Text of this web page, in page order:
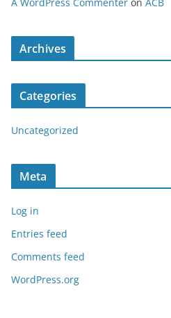
Archives
Categories
Uncategorized
Meta
Log in
Entries feed
Comments feed
WordPress.org